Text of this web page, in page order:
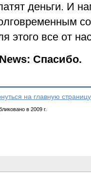
деньги. И
этого все от
Спасибо.
на главную
в 2009 г.